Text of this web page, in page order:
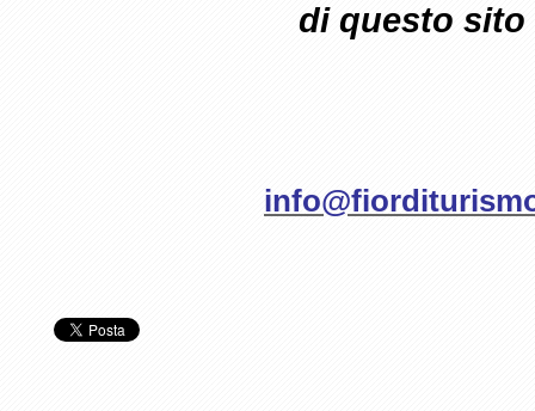
di questo sito